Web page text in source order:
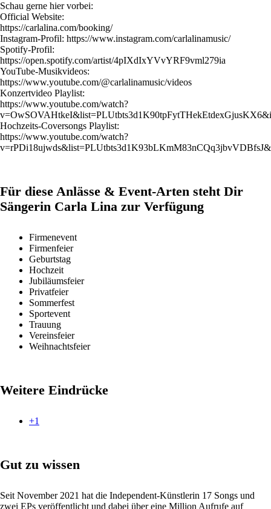
Schau gerne hier vorbei:
Official Website:
https://carlalina.com/booking/
Instagram-Profil: https://www.instagram.com/carlalinamusic/
Spotify-Profil:
https://open.spotify.com/artist/4pIXdIxYVvYRF9vml279ia
YouTube-Musikvideos:
https://www.youtube.com/@carlalinamusic/videos
Konzertvideo Playlist:
https://www.youtube.com/watch?
Hochzeits-Coversongs Playlist:
https://www.youtube.com/watch?
Für diese Anlässe & Event-Arten steht Dir
Sängerin Carla Lina zur Verfügung
Firmenevent
Firmenfeier
Geburtstag
Hochzeit
Jubiläumsfeier
Privatfeier
Sommerfest
Sportevent
Trauung
Vereinsfeier
Weihnachtsfeier
Weitere Eindrücke
+1
Gut zu wissen
Seit November 2021 hat die Independent-Künstlerin 17 Songs und
zwei EPs veröffentlicht und dabei über eine Million Aufrufe auf